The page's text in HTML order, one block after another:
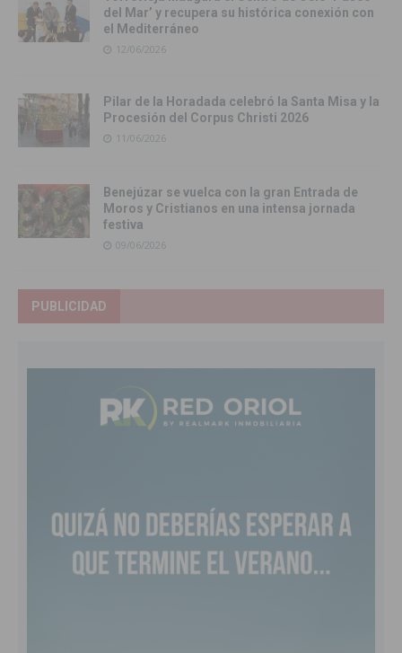
del Mar’ y recupera su histórica conexión con
el Mediterráneo
12/06/2026
Pilar de la Horadada celebró la Santa Misa y la
Procesión del Corpus Christi 2026
11/06/2026
Benejúzar se vuelca con la gran Entrada de
Moros y Cristianos en una intensa jornada
festiva
09/06/2026
PUBLICIDAD